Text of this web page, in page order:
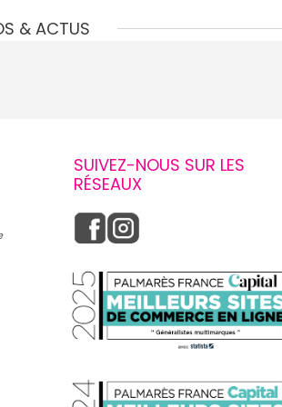
& ACTUS
SUIVEZ-NOUS SUR LES
RÉSEAUX